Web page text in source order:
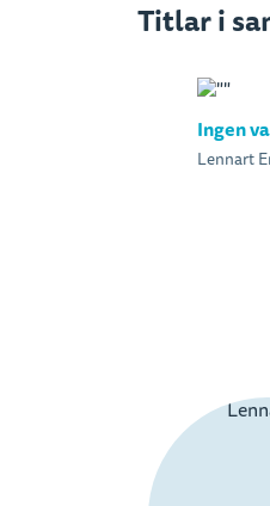
Titlar i
Ingen
Lennart